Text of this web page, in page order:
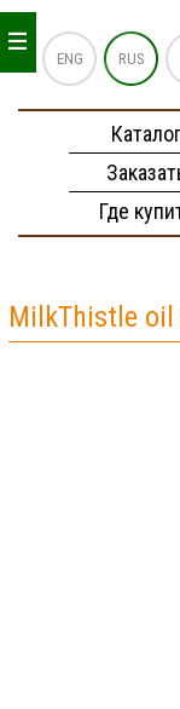
ENG RUS
Каталог
Где
_
_
_
MilkThistle